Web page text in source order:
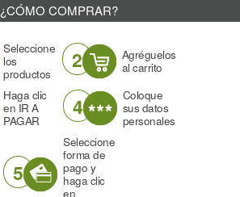
¿CÓMO COMPRAR?
Seleccione
los
productos
2
Agréguelos
al carrito
Haga clic
en IR A
PAGAR
4
Coloque
sus datos
personales
5
Seleccione
forma de
pago y
haga clic
en